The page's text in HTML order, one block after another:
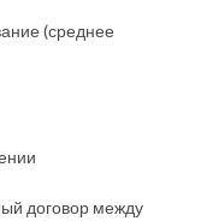
(среднее
договор между